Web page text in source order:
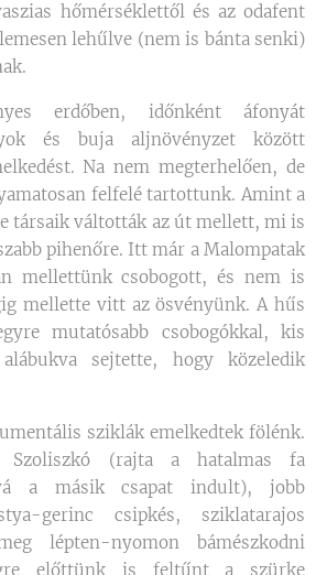
hőmérséklettől és az odafent
lehűlve (nem is bánta senki)
erdőben, időnként áfonyát
és buja aljnövényzet között
Na nem megterhelően, de
felfelé tartottunk. Amint a
társaik váltották az út mellett, mi is
pihenőre. Itt már a Malompatak
mellettünk csobogott, és nem is
mellette vitt az ösvényünk. A hűs
mutatósabb csobogókkal, kis
sejtette, hogy közeledik
sziklák emelkedtek fölénk.
Szoliszkó (rajta a hatalmas fa
a másik csapat indult), jobb
gerinc csipkés, sziklatarajos
lépten-nyomon bámészkodni
előttünk is feltűnt a szürke